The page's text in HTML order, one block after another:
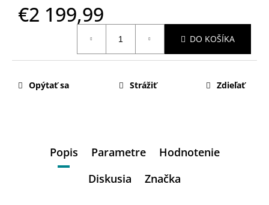
€2 199,99
DO KOŠÍKA
Opýtať sa Strážiť Zdieľať
Popis Parametre
Hodnotenie
Diskusia
Značka